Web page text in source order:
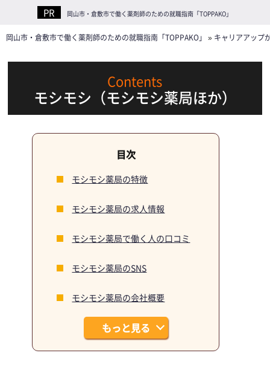
岡山市・倉敷市で働く薬剤師のための就職指南「TOPPAKO」
岡山市・倉敷市で働く薬剤師のための就職指南「TOPPAKO」 » キャリアアップ
モシモシ（モシモシ薬局ほか）
モシモシ薬局の特徴
モシモシ薬局の求人情報
モシモシ薬局で働く人の口コミ
モシモシ薬局のSNS
モシモシ薬局の会社概要
もっと見る